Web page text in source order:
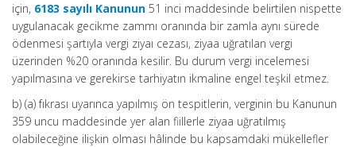
için, 6183 sayılı Kanunun 51 inci maddesinde belirtilen nispette
uygulanacak gecikme zammı oranında bir zamla aynı sürede
ödenmesi şartıyla vergi ziyaı cezası, ziyaa uğratılan vergi
üzerinden %20 oranında kesilir. Bu durum vergi incelemesi
yapılmasına ve gerekirse tarhiyatın ikmaline engel teşkil etmez.
b) (a) fıkrası uyarınca yapılmış ön tespitlerin, verginin bu Kanunun
359 uncu maddesinde yer alan fiillerle ziyaa uğratılmış
olabileceğine ilişkin olması hâlinde bu kapsamdaki mükellefler